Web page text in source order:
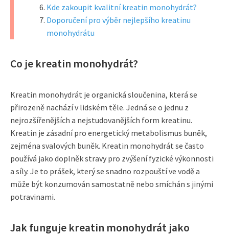
Kde zakoupit kvalitní kreatin monohydrát?
Doporučení pro výběr nejlepšího kreatinu
monohydrátu
Co je kreatin monohydrát?
Kreatin monohydrát je organická sloučenina, která se
přirozeně nachází v lidském těle. Jedná se o jednu z
nejrozšířenějších a nejstudovanějších form kreatinu.
Kreatin je zásadní pro energetický metabolismus buněk,
zejména svalových buněk. Kreatin monohydrát se často
používá jako doplněk stravy pro zvýšení fyzické výkonnosti
a síly. Je to prášek, který se snadno rozpouští ve vodě a
může být konzumován samostatně nebo smíchán s jinými
potravinami.
Jak funguje kreatin monohydrát jako